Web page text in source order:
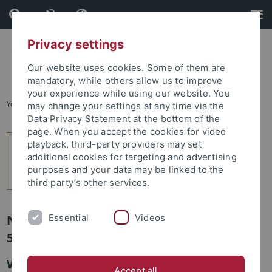
Skip
to
content
Skip
to
footer
You are here: Home ... 2
Newsletter Uni Tübingen aktuell Nr.
5/2012: Forschung
Wie wir uns in der Welt der Filme
Privacy settings
Our website uses cookies. Some of them are
mandatory, while others allow us to improve
your experience while using our website. You
may change your settings at any time via the
Data Privacy Statement at the bottom of the
page. When you accept the cookies for video
playback, third-party providers may set
additional cookies for targeting and advertising
purposes and your data may be linked to the
third party’s other services.
Essential Videos